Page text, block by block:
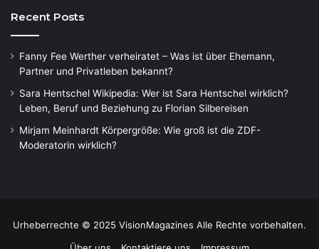
Recent Posts
Fanny Fee Werther verheiratet – Was ist über Ehemann,
Partner und Privatleben bekannt?
Sara Hentschel Wikipedia: Wer ist Sara Hentschel wirklich?
Leben, Beruf und Beziehung zu Florian Silbereisen
Mirjam Meinhardt Körpergröße: Wie groß ist die ZDF-
Moderatorin wirklich?
Urheberrechte © 2025 VisionMagazines Alle Rechte vorbehalten.